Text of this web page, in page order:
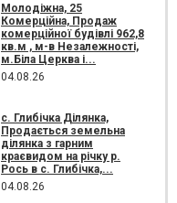
Молодіжна, 25
Комерційна, Продаж
комерційної будівлі 962,8
кв.м , м-в Незалежності,
м.Біла Церква і...
04.08.26
с. Глибічка Ділянка,
Продається земельна
ділянка з гарним
краєвидом на річку р.
Рось в с. Глибічка,...
04.08.26